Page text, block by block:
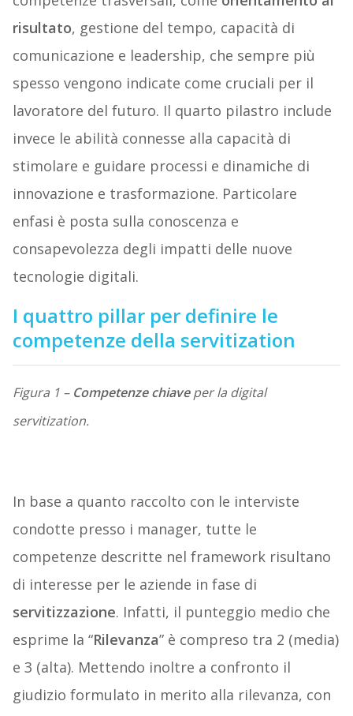
risultato, gestione del tempo, capacità di
comunicazione e leadership, che sempre più
spesso vengono indicate come cruciali per il
lavoratore del futuro. Il quarto pilastro include
invece le abilità connesse alla capacità di
stimolare e guidare processi e dinamiche di
innovazione e trasformazione. Particolare
enfasi è posta sulla conoscenza e
consapevolezza degli impatti delle nuove
tecnologie digitali.
I quattro pillar per definire le
competenze della servitization
Figura 1 – Competenze chiaveper la digital
servitization.
In base a quanto raccolto con le interviste
condotte presso i manager, tutte le
competenze descritte nel framework risultano
di interesse per le aziende in fase di
servitizzazione. Infatti, il punteggio medio che
esprime la “Rilevanza” è compreso tra 2 (media)
e 3 (alta). Mettendo inoltre a confronto il
giudizio formulato in merito alla rilevanza, con